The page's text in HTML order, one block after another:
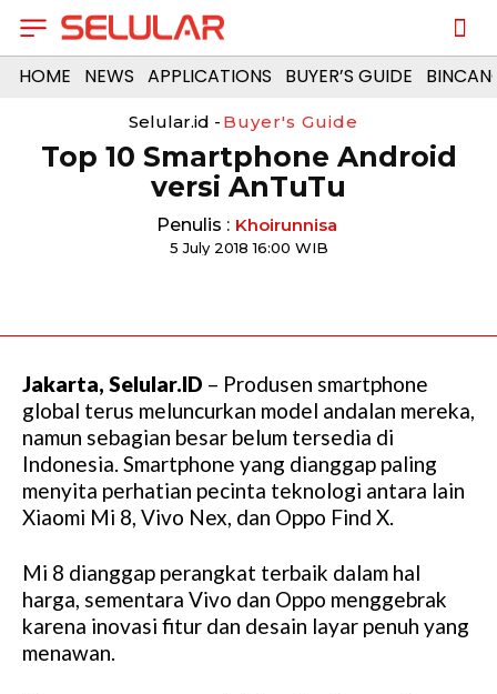
HOME NEWS APPLICATIONS BUYER’S GUIDE
Selular.id - Buyer's Guide
Top 10 Smartphone Android
versi AnTuTu
Penulis : Khoirunnisa
5 July 2018 16:00 WIB
Jakarta, Selular.ID – Produsen smartphone
global terus meluncurkan model andalan mereka,
namun sebagian besar belum tersedia di
Indonesia. Smartphone yang dianggap paling
menyita perhatian pecinta teknologi antara lain
Xiaomi Mi 8, Vivo Nex, dan Oppo Find X.
Mi 8 dianggap perangkat terbaik dalam hal
harga, sementara Vivo dan Oppo menggebrak
karena inovasi fitur dan desain layar penuh yang
menawan.